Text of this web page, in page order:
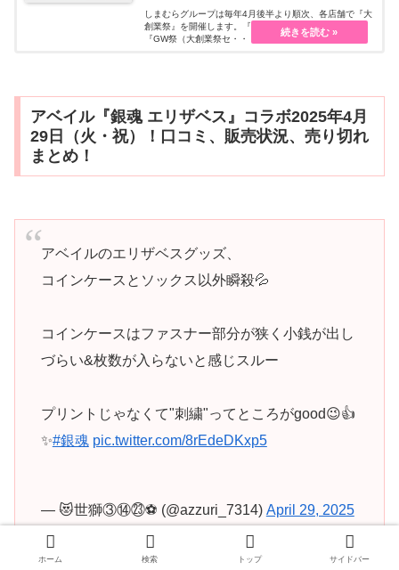
しまむらグループは毎年4月後半より順次、各店舗で『大
創業祭』を開催します。『アベイル』では、4月末～
『GW祭（大創業祭セ・・・続きを読む
アベイル『銀魂 エリザベス』コラボ2025年4月
29日（火・祝）！口コミ、販売状況、売り切れ
まとめ！
アベイルのエリザベスグッズ、
コインケースとソックス以外瞬殺💦
コインケースはファスナー部分が狭く小銭が出し
づらい&枚数が入らないと感じスルー
プリントじゃなくて"刺繍"ってところがgood😉👍️
✨#銀魂 pic.twitter.com/8rEdeDKxp5
— 😻世獅③⑭㉓⚽ (@azzuri_7314) April 29, 2025
ホーム 検索 トップ サイドバー